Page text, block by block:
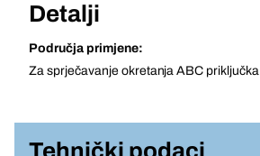
Detalji
Područja primjene:
Za sprječavanje okretanja ABC priključka
Tehnički podaci